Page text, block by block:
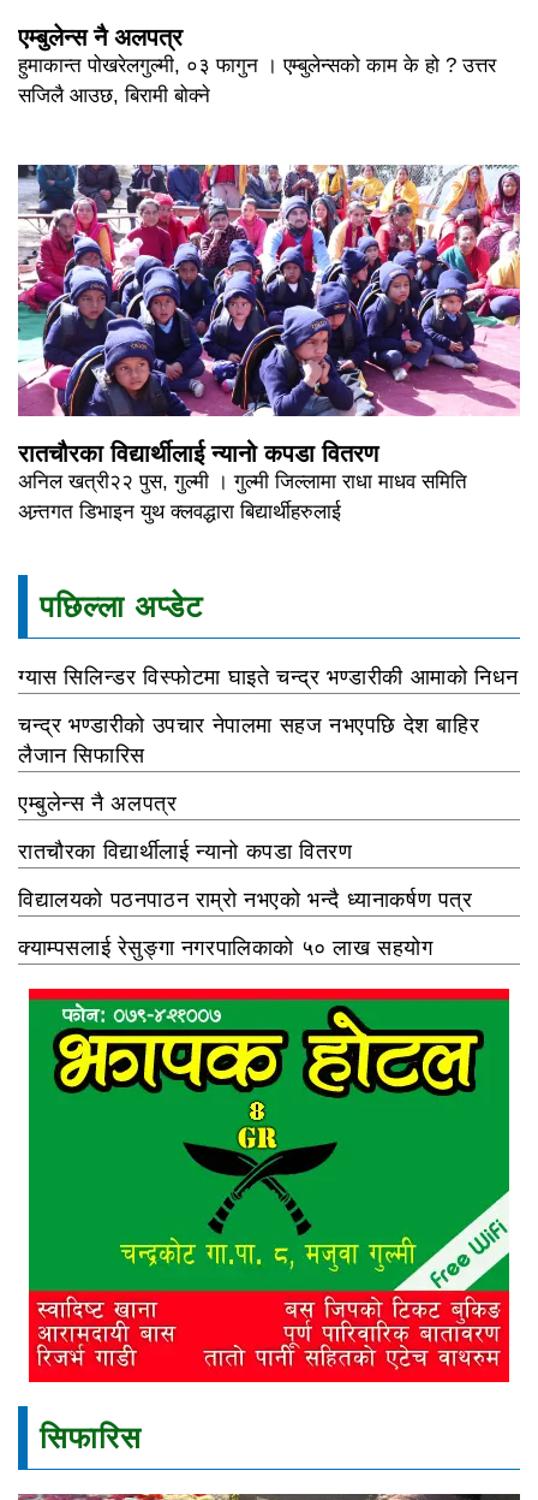
एम्बुलेन्स नै अलपत्र
हुमाकान्त पोखरेलगुल्मी, ०३ फागुन । एम्बुलेन्सको काम के हो ? उत्तर
सजिलै आउछ, बिरामी बोक्ने
रातचौरका विद्यार्थीलाई न्यानो कपडा वितरण
अनिल खत्री२२ पुस, गुल्मी । गुल्मी जिल्लामा राधा माधव समिति
अन्र्तगत डिभाइन युथ क्लवद्धारा बिद्यार्थीहरुलाई
पछिल्ला अप्डेट
ग्यास सिलिन्डर विस्फोटमा घाइते चन्द्र भण्डारीकी आमाको निधन
चन्द्र भण्डारीको उपचार नेपालमा सहज नभएपछि देश बाहिर
लैजान सिफारिस
एम्बुलेन्स नै अलपत्र
रातचौरका विद्यार्थीलाई न्यानो कपडा वितरण
विद्यालयको पठनपाठन राम्रो नभएको भन्दै ध्यानाकर्षण पत्र
क्याम्पसलाई रेसुङ्गा नगरपालिकाको ५० लाख सहयोग
सिफारिस